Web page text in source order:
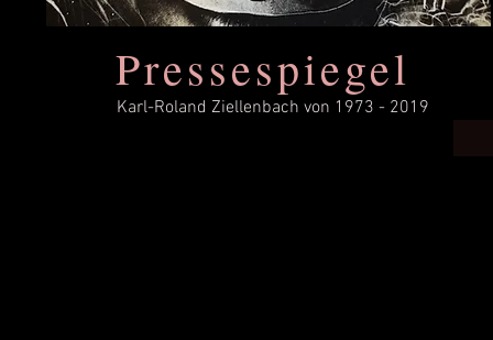
Pressespiegel
Karl-Roland Ziellenbach von 1973 - 2019